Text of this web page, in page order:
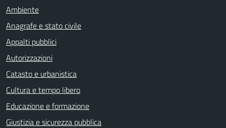
Ambiente
Anagrafe e stato civile
Appalti pubblici
Autorizzazioni
Catasto e urbanistica
Cultura e tempo libero
Educazione e formazione
Giustizia e sicurezza pubblica